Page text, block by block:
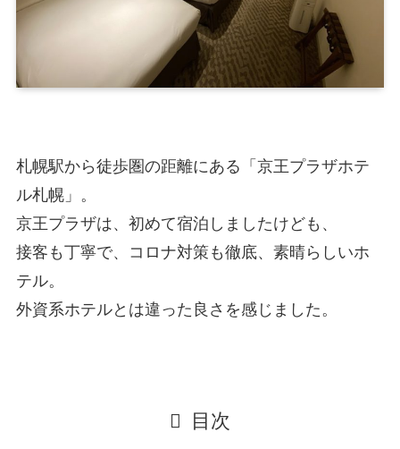
札幌駅から徒歩圏の距離にある「京王プラザホテ
ル札幌」。
京王プラザは、初めて宿泊しましたけども、
接客も丁寧で、コロナ対策も徹底、素晴らしいホ
テル。
外資系ホテルとは違った良さを感じました。
目次